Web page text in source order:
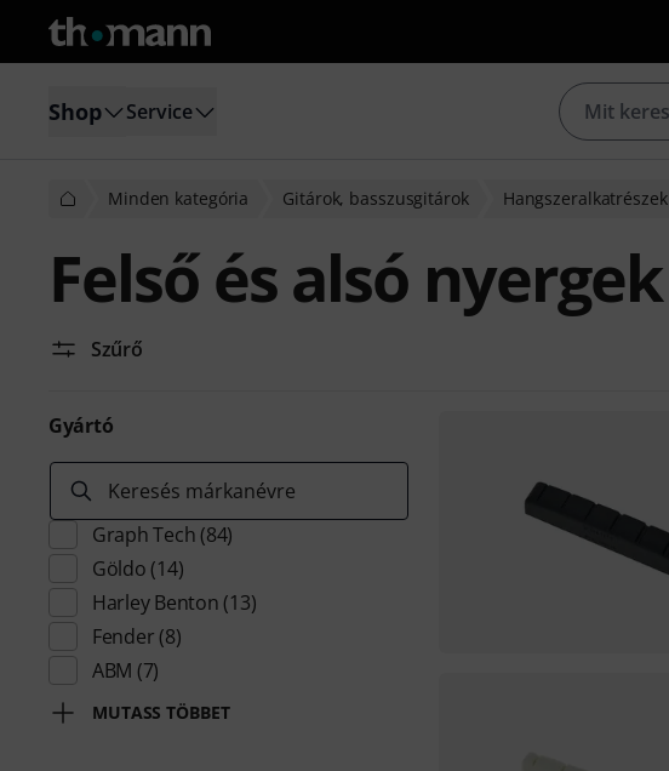
Shop Service
Minden kategória Gitárok, basszusgitárok Hangszeralkatrészek
Felső és alsó nyergek
Szűrő
Gyártó
Keresés márkanévre
Graph Tech (84)
Göldo (14)
Harley Benton (13)
Fender (8)
ABM (7)
MUTASS TÖBBET